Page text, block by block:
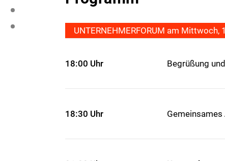
UNTERNEHMERFORUM am Mittwoch,
18:00 Uhr Begrüßung
18:30 Uhr